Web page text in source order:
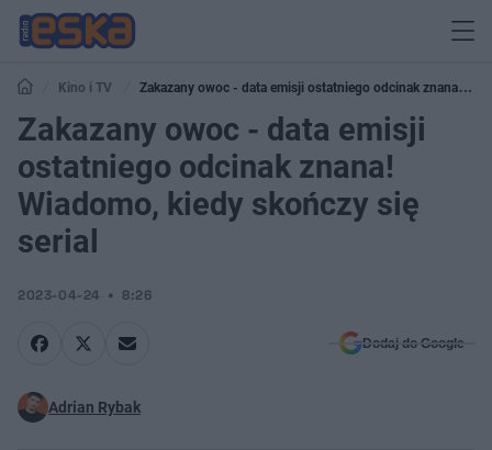
Kino i TV
Zakazany owoc - data emisji ostatniego odcinak znana!
Wiadomo, kiedy skończy się serial
Zakazany owoc - data emisji
ostatniego odcinak znana!
Wiadomo, kiedy skończy się
serial
2023-04-24 8:26
Dodaj do Google
Adrian Rybak